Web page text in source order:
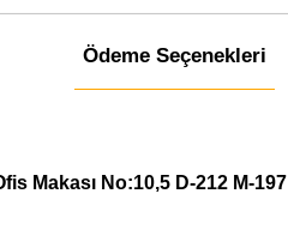
Ödeme Seçenekleri
Makası No:10,5 D-212 M-197